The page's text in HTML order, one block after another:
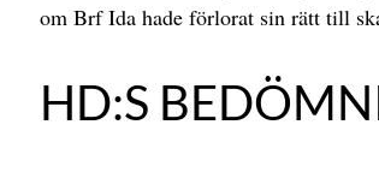
om Brf Ida hade förlorat sin rätt till
HD:S